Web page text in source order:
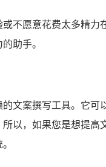
不愿意花费太多精力
助手。
文案撰写工具。它可
以，如果您是想提高